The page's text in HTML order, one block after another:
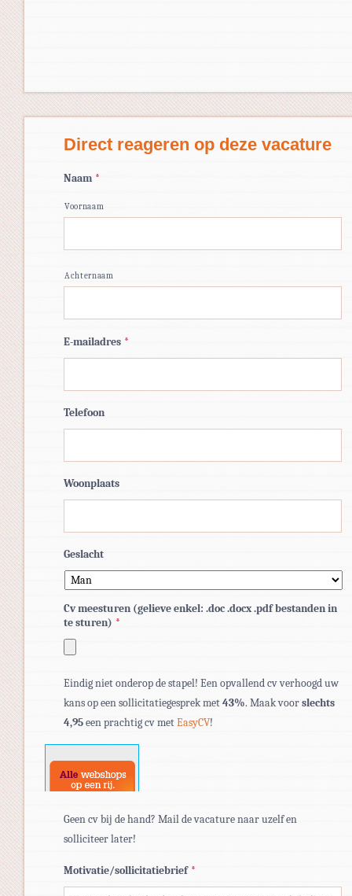
Direct reageren op deze vacature
Naam *
Voornaam
Achternaam
E-mailadres *
Telefoon
Woonplaats
Geslacht
Cv meesturen (gelieve enkel: .doc .docx .pdf bestanden in
te sturen) *
bestandstypen:
pdf,
doc,
docx.
Eindig niet onderop de stapel! Een opvallend cv verhoogd uw
kans op een sollicitatiegesprek met43%. Maak voorslechts
4,95een prachtig cv metEasyCV!
Geen cv bij de hand? Mail de vacature naar uzelf en
solliciteer later!
Motivatie/sollicitatiebrief *